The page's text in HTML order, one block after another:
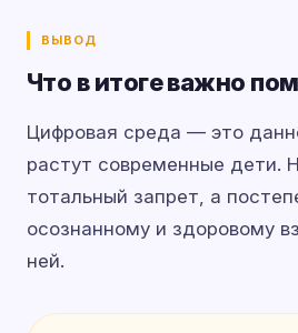
ВЫВОД
Что в итоге важно
Цифровая среда — это
растут современные дети.
тотальный запрет, а
осознанному и здоровому
ней.